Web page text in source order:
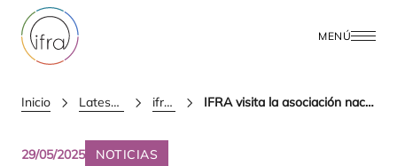
MENÚ
Inicio Latest Updates ifra news IFRA visita la asociación nacional CAFFCI en China
29/05/2025 NOTICIAS